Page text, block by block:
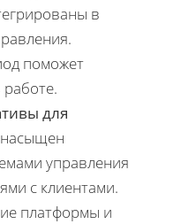
в
поможет
для
управления
с клиентами.
платформы и